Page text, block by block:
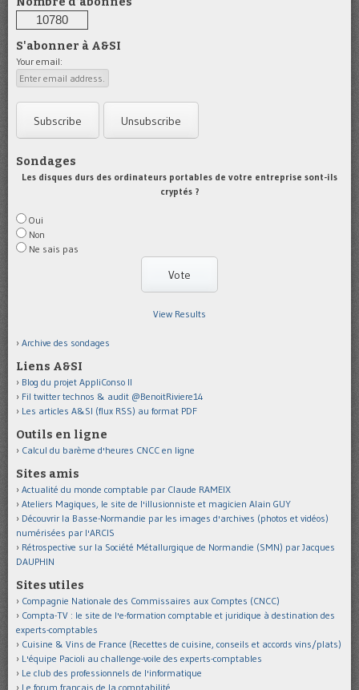
10780
S'abonner à A&SI
Your email:
Sondages
Les disques durs des ordinateurs portables de votre entreprise sont-ils
cryptés ?
Oui
Non
Ne sais pas
View Results
Archive des sondages
Liens A&SI
Blog du projet AppliConso II
Fil twitter technos & audit @BenoitRiviere14
Les articles A&SI (flux RSS) au format PDF
Outils en ligne
Calcul du barème d'heures CNCC en ligne
Sites amis
Actualité du monde comptable par Claude RAMEIX
Ateliers Magiques, le site de l'illusionniste et magicien Alain GUY
Découvrir la Basse-Normandie par les images d'archives (photos et vidéos)
numérisées par l'ARCIS
Rétrospective sur la Société Métallurgique de Normandie (SMN) par Jacques
DAUPHIN
Sites utiles
Compagnie Nationale des Commissaires aux Comptes (CNCC)
Compta-TV : le site de l'e-formation comptable et juridique à destination des
experts-comptables
Cuisine & Vins de France (Recettes de cuisine, conseils et accords vins/plats)
L'équipe Pacioli au challenge-voile des experts-comptables
Le club des professionnels de l'informatique
Le forum français de la comptabilité